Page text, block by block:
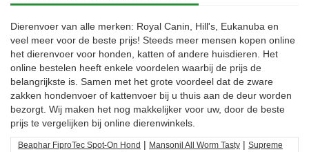
Dierenvoer van alle merken: Royal Canin, Hill's, Eukanuba en
veel meer voor de beste prijs! Steeds meer mensen kopen online
het dierenvoer voor honden, katten of andere huisdieren. Het
online bestelen heeft enkele voordelen waarbij de prijs de
belangrijkste is. Samen met het grote voordeel dat de zware
zakken hondenvoer of kattenvoer bij u thuis aan de deur worden
bezorgt. Wij maken het nog makkelijker voor uw, door de beste
prijs te vergelijken bij online dierenwinkels.
Beaphar FiproTec Spot-On Hond | Mansonil All Worm Tasty | Supreme